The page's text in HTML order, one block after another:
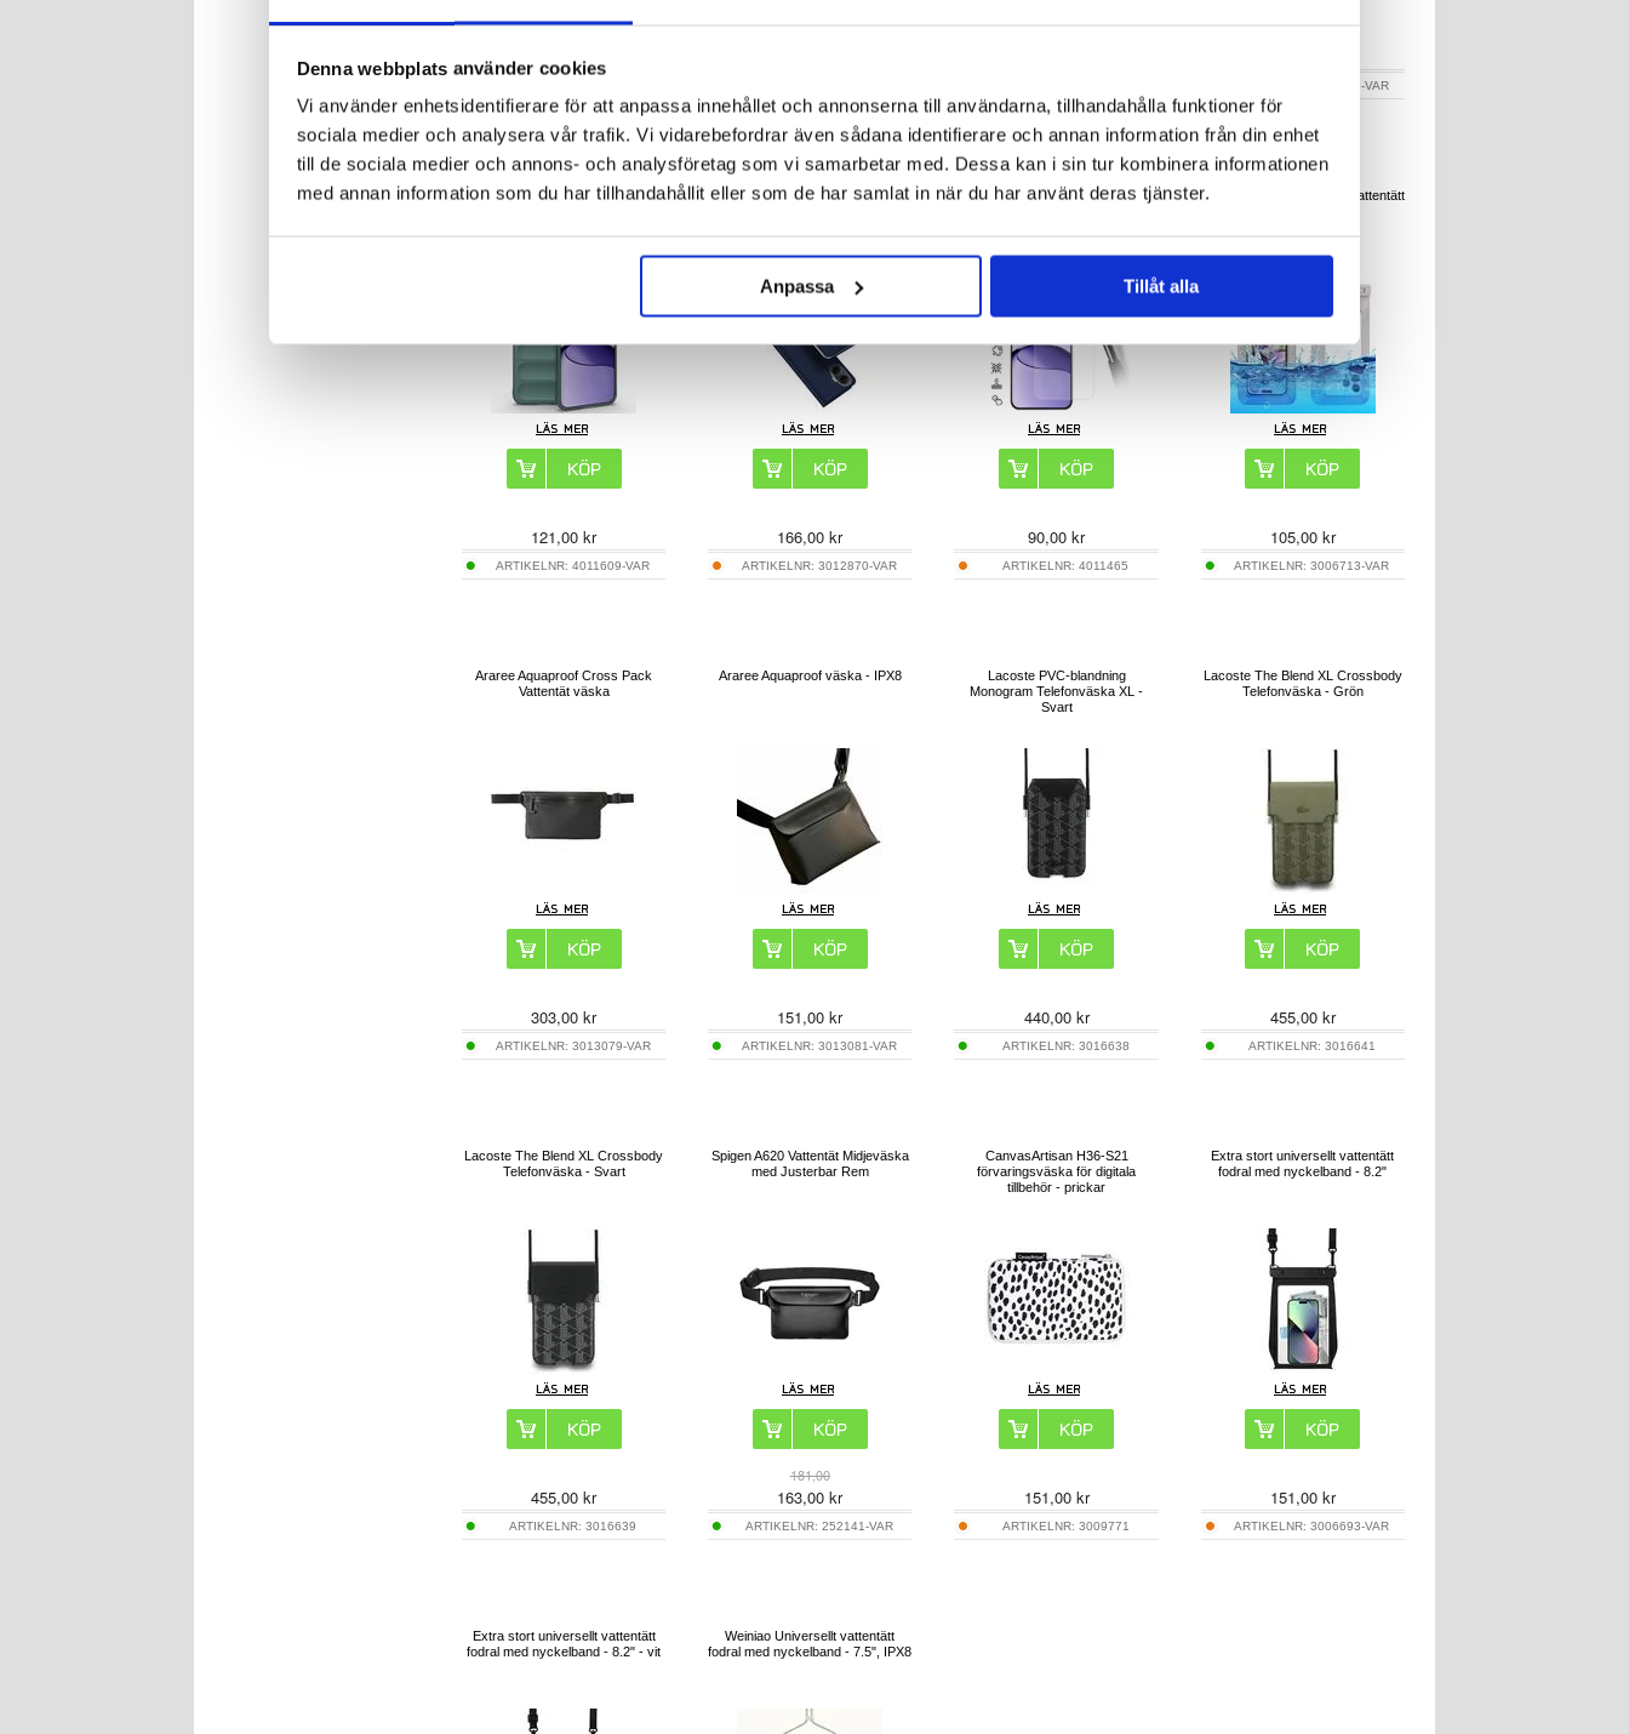
Denna webbplats använder cookies
Vi använder enhetsidentifierare för att anpassa innehållet och annonserna till användarna, tillhandahålla funktioner för
sociala medier och analysera vår trafik. Vi vidarebefordrar även sådana identifierare och annan information från din enhet
till de sociala medier och annons- och analysföretag som vi samarbetar med. Dessa kan i sin tur kombinera informationen
med annan information som du har tillhandahållit eller som de har samlat in när du har använt deras tjänster.
Anpassa Tillåt alla
151,00 kr
4011519-VAR
Xiaomi Redmi Turbo 4 Pro Rugged
121,00 kr
ARTIKELNR:4011609-VAR
Xiaomi Redmi Turbo 4 Pro Dux
166,00 kr
ARTIKELNR: 3012870-VAR
Xiaomi Redmi Turbo 4 Pro
90,00 kr
ARTIKELNR:4011465
Flytande universellt IPX8 vattentätt
105,00kr
ARTIKELNR:3006713-VAR
Araree Aquaproof Cross Pack
Vattentät väska
303,00 kr
ARTIKELNR: 3013079-VAR
Araree Aquaproof väska - IPX8
151,00 kr
ARTIKELNR: 3013081-VAR
Lacoste PVC-blandning
Monogram Telefonväska XL -
Svart
440,00kr
ARTIKELNR: 3016638
Lacoste The Blend XL Crossbody
Telefonväska - Grön
455,00kr
ARTIKELNR: 3016641
Lacoste The Blend XL Crossbody
Telefonväska - Svart
455,00 kr
ARTIKELNR:3016639
Spigen A620 Vattentät Midjeväska
med Justerbar Rem
181,00
163,00 kr
ARTIKELNR: 252141-VAR
CanvasArtisan H36-S21
förvaringsväska för digitala
tillbehör - prickar
151,00kr
ARTIKELNR: 3009771
Extra stort universellt vattentätt
fodral med nyckelband - 8.2"
151,00kr
ARTIKELNR:3006693-VAR
Extra stort universellt vattentätt
fodral med nyckelband - 8.2" - vit
Weiniao Universellt vattentätt
fodral med nyckelband - 7.5", IPX8